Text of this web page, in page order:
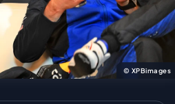
© XPBimages